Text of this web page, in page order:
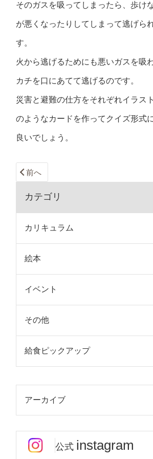
そのガスを吸ってしまったら、歩け
が悪くなったりしてしまって逃げら
す。
火から逃げるためにも悪いガスを吸
カチを口にあてて逃げるのです。
災害と避難の仕方をそれぞれイラス
のようなカードを作ってクイズ形式
良いでしょう。
前へ
カテゴリ
カリキュラム
絵本
イベント
その他
給食ピックアップ
アーカイブ
公式 instagram